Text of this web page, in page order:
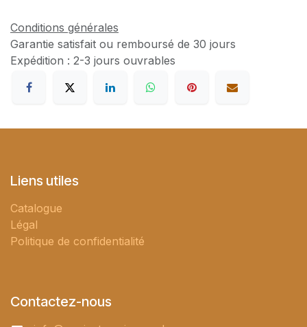
Conditions générales
Garantie satisfait ou remboursé de 30 jours
Expédition : 2-3 jours ouvrables
Liens utiles
Catalogue
Légal
Politique de confidentialité
Contactez-nous